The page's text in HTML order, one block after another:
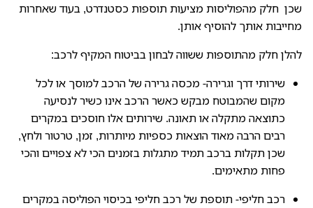
שכן חלק מהפוליסות מציעות תוספות כסטנדרט, בעוד שאחרות
מחייבות אותך להוסיף אותן.
להלן חלק מהתוספות ששווה לבחון בביטוח המקיף לרכב:
שירותי דרך וגרירה- מכסה גרירה של הרכב למוסך או לכל
מקום שהמבוטח מבקש כאשר הרכב אינו כשיר לנסיעה
כתוצאה מתקלה או תאונה. שירותים אלו חוסכים במקרים
רבים הרבה מאוד הוצאות כספיות מיותרות, זמן, טרטור ולחץ,
שכן תקלות ברכב תמיד מתגלות בזמנים הכי לא צפויים והכי
פחות מתאימים.
רכב חליפי- תוספת של רכב חליפי בכיסוי הפוליסה במקרים